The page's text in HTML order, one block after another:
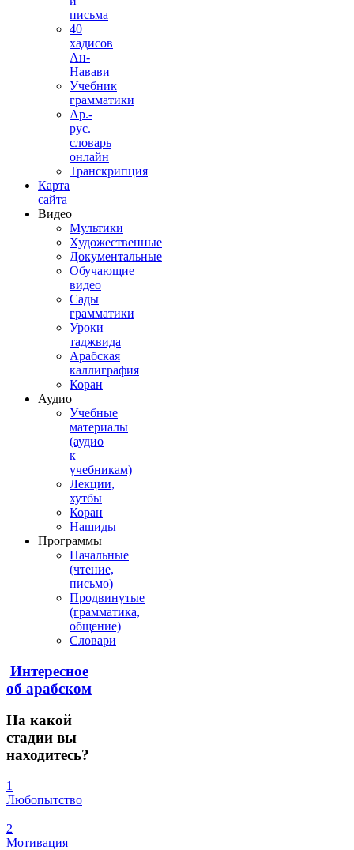
письма
40
хадисов
Ан-
Навави
Учебник
грамматики
Ар.-
рус.
словарь
онлайн
Транскрипция
Карта
сайта
Видео
Мультики
Художественные
Документальные
Обучающие
видео
Сады
грамматики
Уроки
таджвида
Арабская
каллиграфия
Коран
Аудио
Учебные
материалы
(аудио
к
учебникам)
Лекции,
хутбы
Коран
Нашиды
Программы
Начальные
(чтение,
письмо)
Продвинутые
(грамматика,
общение)
Словари
Интересное
об арабском
На какой
стадии вы
находитесь?
1
Любопытство
2
Мотивация